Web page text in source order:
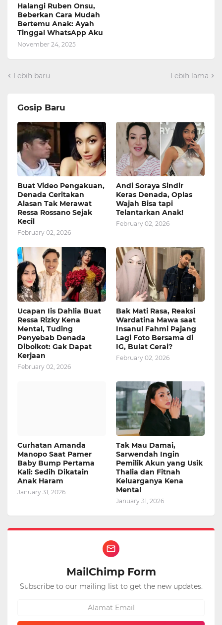
Halangi Ruben Onsu,
Beberkan Cara Mudah
Bertemu Anak: Ayah
Tinggal WhatsApp Aku
November 24, 2025
Lebih baru Lebih lama
Gosip Baru
Buat Video Pengakuan,
Denada Ceritakan
Alasan Tak Merawat
Ressa Rossano Sejak
Kecil
February 02, 2026
Andi Soraya Sindir
Keras Denada, Oplas
Wajah Bisa tapi
Telantarkan Anak!
February 02, 2026
Ucapan Iis Dahlia Buat
Ressa Rizky Kena
Mental, Tuding
Penyebab Denada
Diboikot: Gak Dapat
Kerjaan
February 02, 2026
Bak Mati Rasa, Reaksi
Wardatina Mawa saat
Insanul Fahmi Pajang
Lagi Foto Bersama di
IG, Bulat Cerai?
February 02, 2026
Curhatan Amanda
Manopo Saat Pamer
Baby Bump Pertama
Kali: Sedih Dikatain
Anak Haram
January 31, 2026
Tak Mau Damai,
Sarwendah Ingin
Pemilik Akun yang Usik
Thalia dan Fitnah
Keluarganya Kena
Mental
January 31, 2026
MailChimp Form
Subscribe to our mailing list to get the new updates.